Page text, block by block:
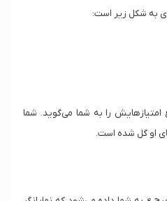
به شکل زیر است:
امتیازهایش را به شما می‌گوید. شما
او گل شده ‌است.
s